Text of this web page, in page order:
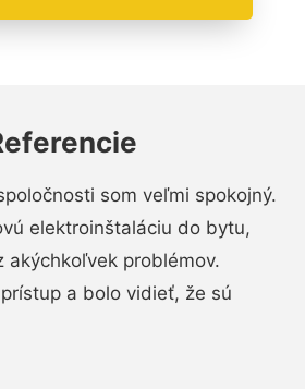
som veľmi spokojný.
elektroinštaláciu do bytu,
akýchkoľvek problémov.
a bolo vidieť, že sú